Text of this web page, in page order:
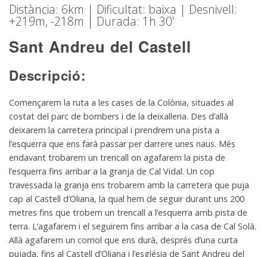
Distància: 6km | Dificultat: baixa | Desnivell:
+219m, -218m | Durada: 1h 30'
Sant Andreu del Castell
Descripció:
Començarem la ruta a les cases de la Colònia, situades al
costat del parc de bombers i de la deixalleria. Des d’allà
deixarem la carretera principal i prendrem una pista a
l’esquerra que ens farà passar per darrere unes naus. Més
endavant trobarem un trencall on agafarem la pista de
l’esquerra fins arribar a la granja de Cal Vidal. Un cop
travessada la granja ens trobarem amb la carretera que puja
cap al Castell d’Oliana, la qual hem de seguir durant uns 200
metres fins que trobem un trencall a l’esquerra amb pista de
terra. L’agafarem i el seguirem fins arribar a la casa de Cal Solà.
Allà agafarem un corriol que ens durà, després d’una curta
pujada, fins al Castell d’Oliana i l’església de Sant Andreu del